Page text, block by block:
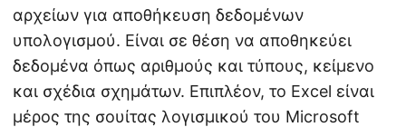
αρχείων για αποθήκευση δεδομένων
υπολογισμού. Είναι σε θέση να αποθηκεύει
δεδομένα όπως αριθμούς και τύπους, κείμενο
και σχέδια σχημάτων. Επιπλέον, το Excel είναι
μέρος της σουίτας λογισμικού του Microsoft